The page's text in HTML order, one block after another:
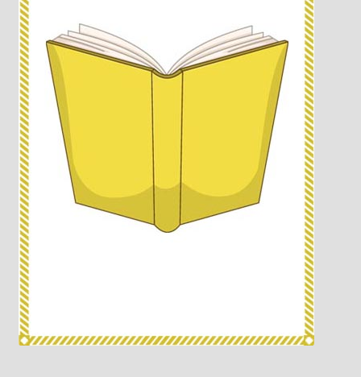
Knižný klub
Kontakt